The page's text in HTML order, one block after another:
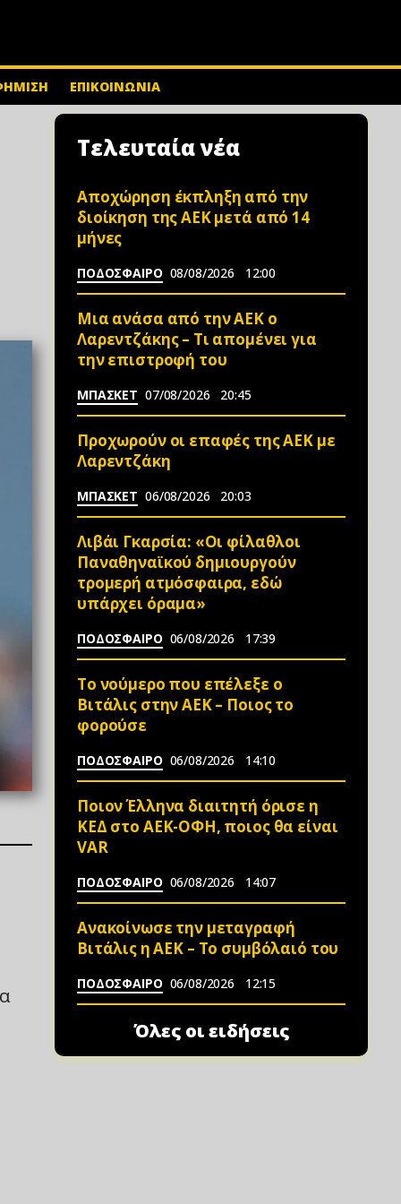
ΕΠΙΚΟΙΝΩΝΙΑ
Τελευταία νέα
Αποχώρηση έκπληξη από την
διοίκηση της ΑΕΚ μετά από 14
μήνες
ΠΟΔΟΣΦΑΙΡΟ 08/08/2026 12:00
Μια ανάσα από την ΑΕΚ ο
Λαρεντζάκης – Τι απομένει για
την επιστροφή του
ΜΠΑΣΚΕΤ 07/08/2026 20:45
Προχωρούν οι επαφές της ΑΕΚ με
Λαρεντζάκη
ΜΠΑΣΚΕΤ 06/08/2026 20:03
Λιβάι Γκαρσία: «Οι φίλαθλοι
Παναθηναϊκού δημιουργούν
τρομερή ατμόσφαιρα, εδώ
υπάρχει όραμα»
ΠΟΔΟΣΦΑΙΡΟ 06/08/2026 17:39
Το νούμερο που επέλεξε ο
Βιτάλις στην ΑΕΚ – Ποιος το
φορούσε
ΠΟΔΟΣΦΑΙΡΟ 06/08/2026 14:10
Ποιον Έλληνα διαιτητή όρισε η
ΚΕΔ στο ΑΕΚ-ΟΦΗ, ποιος θα είναι
VAR
ΠΟΔΟΣΦΑΙΡΟ 06/08/2026 14:07
Ανακοίνωσε την μεταγραφή
Βιτάλις η ΑΕΚ – Το συμβόλαιό του
ΠΟΔΟΣΦΑΙΡΟ 06/08/2026 12:15
Όλες οι ειδήσεις